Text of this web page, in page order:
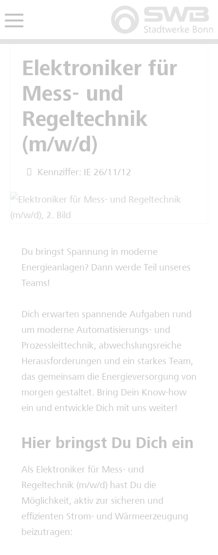
öffnen
Freie Ausbildungsplätze
Kaufmännische Ausbildung
Gewerblich-technische Ausbildung
Deine Zukunft im Video
Schulpraktikum
Freie Stellen
Interviews Fachkräfte
Spannende Berufe im Video
Studentisches Praktikum
Werkstudium
Hauptmenü öffnen
Elektroniker für
Mess- und
Regeltechnik
(m/w/d)
Kennziffer: IE 26/11/12
Du bringst Spannung in moderne
Energieanlagen? Dann werde Teil unseres
Teams!
Dich erwarten spannende Aufgaben rund
um moderne Automatisierungs- und
Prozessleittechnik, abwechslungsreiche
Herausforderungen und ein starkes Team,
das gemeinsam die Energieversorgung von
morgen gestaltet. Bring Dein Know-how
ein und entwickle Dich mit uns weiter!
Hier bringst Du Dich ein
Als Elektroniker für Mess- und
Regeltechnik (m/w/d) hast Du die
Möglichkeit, aktiv zur sicheren und
effizienten Strom- und Wärmeerzeugung
beizutragen: